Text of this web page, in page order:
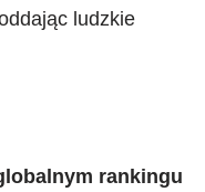
ludzkie
rankingu